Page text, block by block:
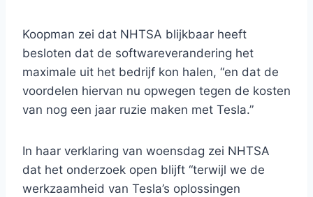
Koopman zei dat NHTSA blijkbaar heeft
besloten dat de softwareverandering het
maximale uit het bedrijf kon halen, “en dat de
voordelen hiervan nu opwegen tegen de kosten
van nog een jaar ruzie maken met Tesla.”
In haar verklaring van woensdag zei NHTSA
dat het onderzoek open blijft “terwijl we de
werkzaamheid van Tesla’s oplossingen